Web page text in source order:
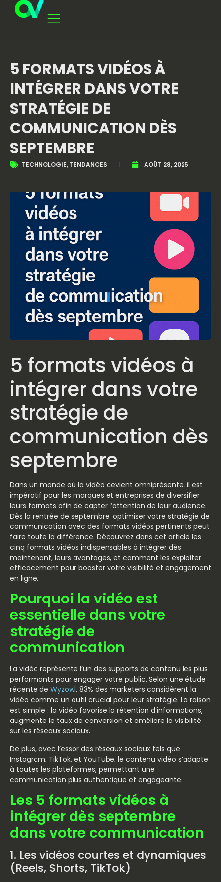
5 FORMATS VIDÉOS À
INTÉGRER DANS VOTRE
STRATÉGIE DE
COMMUNICATION DÈS
SEPTEMBRE
TECHNOLOGIE, TENDANCES AOÛT 28, 2025
5 formats vidéos à
intégrer dans votre
stratégie de
communication dès
septembre
Dans un monde où la vidéo devient omniprésente, il est
impératif pour les marques et entreprises de diversifier
leurs formats afin de capter l’attention de leur audience.
Dès la rentrée de septembre, optimiser votre stratégie de
communication avec des formats vidéos pertinents peut
faire toute la différence. Découvrez dans cet article les
cinq formats vidéos indispensables à intégrer dès
maintenant, leurs avantages, et comment les exploiter
efficacement pour booster votre visibilité et engagement
en ligne.
Pourquoi la vidéo est
essentielle dans votre
stratégie de
communication
La vidéo représente l’un des supports de contenu les plus
performants pour engager votre public. Selon une étude
récente de Wyzowl, 83% des marketers considèrent la
vidéo comme un outil crucial pour leur stratégie. La raison
est simple : la vidéo favorise la rétention d’informations,
augmente le taux de conversion et améliore la visibilité
sur les réseaux sociaux.
De plus, avec l’essor des réseaux sociaux tels que
Instagram, TikTok, et YouTube, le contenu vidéo s’adapte
à toutes les plateformes, permettant une
communication plus authentique et engageante.
Les 5 formats vidéos à
intégrer dès septembre
dans votre communication
1. Les vidéos courtes et dynamiques
(Reels, Shorts, TikTok)